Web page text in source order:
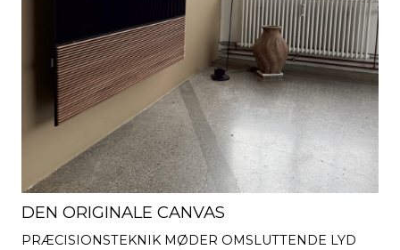
DEN ORIGINALE CANVAS
PRÆCISIONSTEKNIK MØDER OMSLUTTENDE LYD